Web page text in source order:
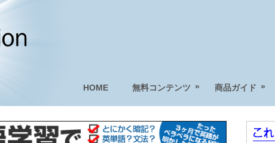
HOME 無料コンテンツ » 商品ガイド »